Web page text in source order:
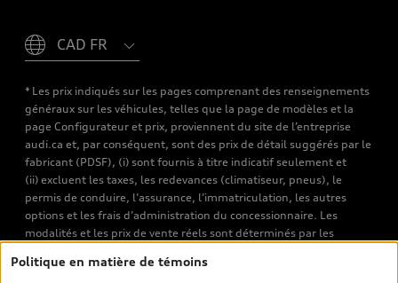
* Les prix indiqués sur les pages comprenant des renseignements
généraux sur les véhicules, telles que la page de modèles et la
page Configurateur et prix, proviennent du site de l’entreprise
audi.ca et, par conséquent, sont des prix de détail suggérés par le
fabricant (PDSF), (i) sont fournis à titre indicatif seulement et
(ii) excluent les taxes, les redevances (climatiseur, pneus), le
permis de conduire, l’assurance, l’immatriculation, les autres
options et les frais d’administration du concessionnaire. Les
modalités et les prix de vente réels sont déterminés par les
véhicules neufs et d’occasion sont les prix de vente établis par les
Politique en matière de témoins